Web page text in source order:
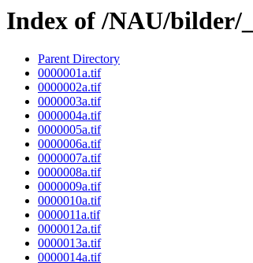
Index of /NAU/bilder/
Parent Directory
0000001a.tif
0000002a.tif
0000003a.tif
0000004a.tif
0000005a.tif
0000006a.tif
0000007a.tif
0000008a.tif
0000009a.tif
0000010a.tif
0000011a.tif
0000012a.tif
0000013a.tif
0000014a.tif